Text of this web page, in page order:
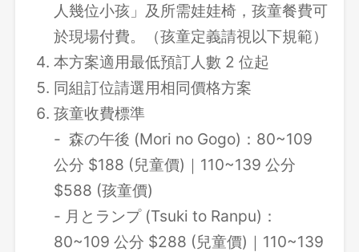
人幾位小孩」及所需娃娃椅，孩童餐費可
於現場付費。（孩童定義請視以下規範）
本方案適用最低預訂人數 2 位起
同組訂位請選用相同價格方案
孩童收費標準
- 森の午後 (Mori no Gogo)：80~109
公分 $188 (兒童價)｜110~139 公分
$588 (孩童價)
- 月とランプ (Tsuki to Ranpu)：
80~109 公分 $288 (兒童價)｜110~139